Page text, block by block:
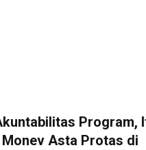
Program,
Monev Asta Protas di